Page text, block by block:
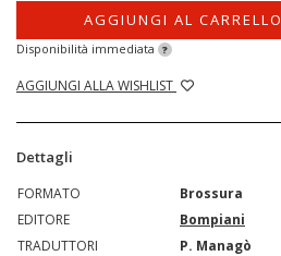
AGGIUNGI AL CARRELLO
Disponibilità immediata ?
AGGIUNGI ALLA WISHLIST
Dettagli
FORMATO
Brossura
EDITORE
Bompiani
TRADUTTORI
P. Managò